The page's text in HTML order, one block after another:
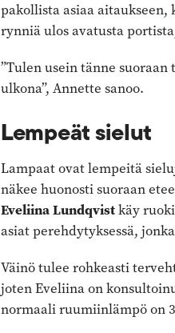
pakollista asiaa
rynniä ulos avatusta
”Tulen usein tänne
ulkona”, Annette sanoo.
Lempeät sielut
Lampaat ovat lempeitä
näkee huonosti suoraan
Eveliina Lundqvistkäy
asiat perehdytyksessä,
Väinö tulee rohkeasti
joten Eveliina on
normaali ruumiinlämpö on